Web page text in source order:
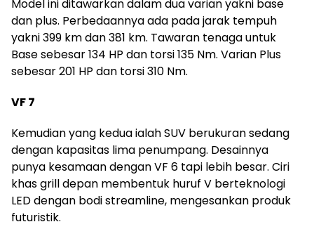
Model ini ditawarkan dalam dua varian yakni base
dan plus. Perbedaannya ada pada jarak tempuh
yakni 399 km dan 381 km. Tawaran tenaga untuk
Base sebesar 134 HP dan torsi 135 Nm. Varian Plus
sebesar 201 HP dan torsi 310 Nm.
VF 7
Kemudian yang kedua ialah SUV berukuran sedang
dengan kapasitas lima penumpang. Desainnya
punya kesamaan dengan VF 6 tapi lebih besar. Ciri
khas grill depan membentuk huruf V berteknologi
LED dengan bodi streamline, mengesankan produk
futuristik.